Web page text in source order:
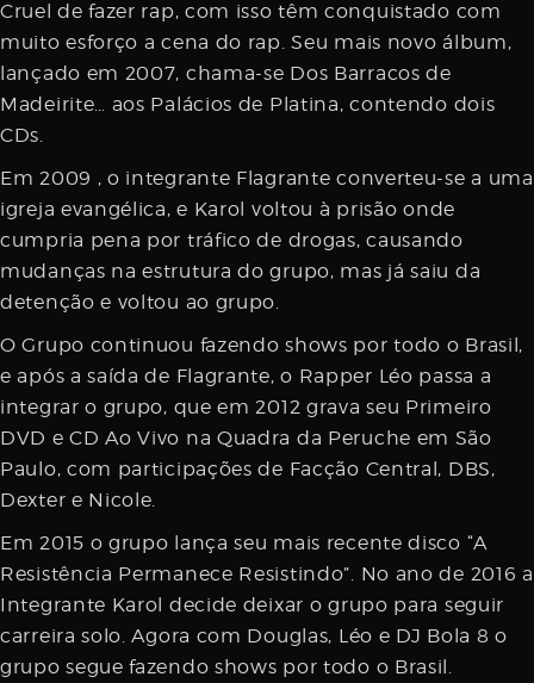
Cruel de fazer rap, com isso têm conquistado com
muito esforço a cena do rap. Seu mais novo álbum,
lançado em 2007, chama-se Dos Barracos de
Madeirite… aos Palácios de Platina, contendo dois
CDs.
Em 2009 , o integrante Flagrante converteu-se a uma
igreja evangélica, e Karol voltou à prisão onde
cumpria pena por tráfico de drogas, causando
mudanças na estrutura do grupo, mas já saiu da
detenção e voltou ao grupo.
O Grupo continuou fazendo shows por todo o Brasil,
e após a saída de Flagrante, o Rapper Léo passa a
integrar o grupo, que em 2012 grava seu Primeiro
DVD e CD Ao Vivo na Quadra da Peruche em São
Paulo, com participações de Facção Central, DBS,
Dexter e Nicole.
Em 2015 o grupo lança seu mais recente disco “A
Resistência Permanece Resistindo”. No ano de 2016 a
Integrante Karol decide deixar o grupo para seguir
carreira solo. Agora com Douglas, Léo e DJ Bola 8 o
grupo segue fazendo shows por todo o Brasil.